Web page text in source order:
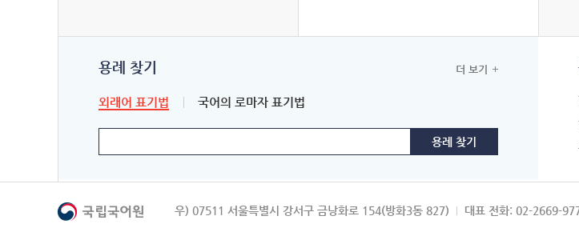
용례 찾기
외래어 표기법 국어의 로마자 표기법
더 보기
우) 07511 서울특별시 강서구 금낭화로 154(방화3동 827) 대표 전화: 02-2669-